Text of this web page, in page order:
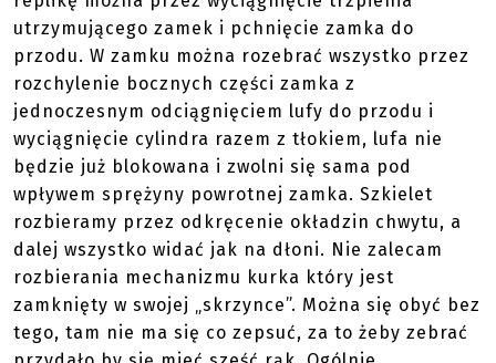
utrzymującego zamek i pchnięcie zamka do
przodu. W zamku można rozebrać wszystko przez
rozchylenie bocznych części zamka z
jednoczesnym odciągnięciem lufy do przodu i
wyciągnięcie cylindra razem z tłokiem, lufa nie
będzie już blokowana i zwolni się sama pod
wpływem sprężyny powrotnej zamka. Szkielet
rozbieramy przez odkręcenie okładzin chwytu, a
dalej wszystko widać jak na dłoni. Nie zalecam
rozbierania mechanizmu kurka który jest
zamknięty w swojej „skrzynce”. Można się obyć bez
tego, tam nie ma się co zepsuć, za to żeby zebrać